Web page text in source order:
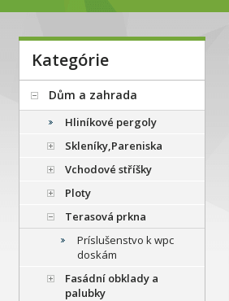
Kategórie
Dům a zahrada
Hliníkové pergoly
Skleníky,Pareniska
Vchodové stříšky
Ploty
Terasová prkna
Príslušenstvo k wpc
doskám
Fasádní obklady a
palubky